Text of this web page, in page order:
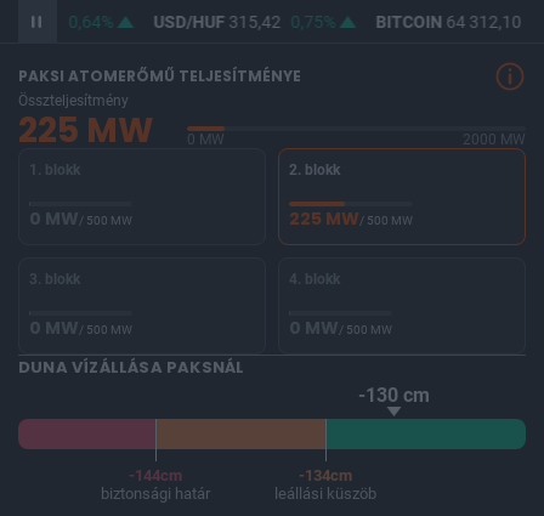
364,04 0,64% USD/HUF315,42 0,75% BITCOIN64 312,10
PAKSI ATOMERŐMŰ TELJESÍTMÉNYE
Összteljesítmény
225 MW 0 MW
2000 MW
1. blokk
0 MW/ 500 MW
2. blokk
225 MW/ 500 MW
3. blokk
0 MW/ 500 MW
4. blokk
0 MW/ 500 MW
DUNA VÍZÁLLÁSA PAKSNÁL
-130 cm
-144cm
biztonsági határ
-134cm
leállási küszöb